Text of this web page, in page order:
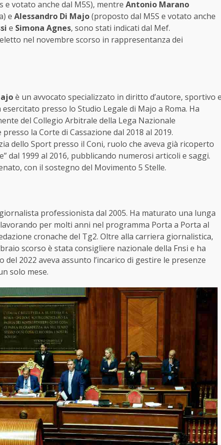
e votato anche dal M5S), mentre Antonio Marano
e Alessandro Di Majo(proposto dal M5S e votato anche
e Simona Agnes, sono stati indicati dal Mef.
nel novembre scorso in rappresentanza dei
è un avvocato specializzato in diritto d’autore, sportivo
presso lo Studio Legale di Majo a Roma. Ha
del Collegio Arbitrale della Lega Nazionale
la Corte di Cassazione dal 2018 al 2019.
dello Sport presso il Coni, ruolo che aveva già ricoperto
dal 1999 al 2016, pubblicando numerosi articoli e saggi.
con il sostegno del Movimento 5 Stelle.
giornalista professionista dal 2005. Ha maturato una lunga
per molti anni nel programma Porta a Porta al
cronache del Tg2. Oltre alla carriera giornalistica,
scorso è stata consigliere nazionale della Fnsi e ha
2022 aveva assunto l’incarico di gestire le presenze
solo mese.